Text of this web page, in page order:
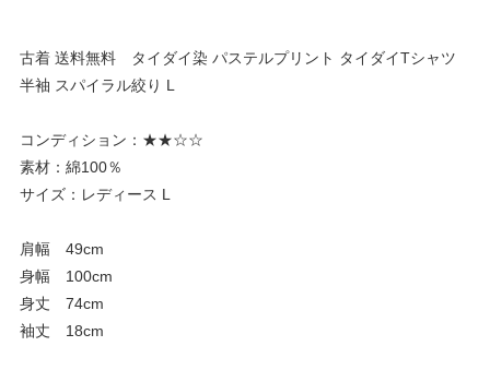
古着 送料無料 タイダイ染 パステルプリント タイダイTシャツ
半袖 スパイラル絞り L
コンディション：★★☆☆
素材：綿100％
サイズ：レディース L
肩幅 49cm
身幅 100cm
身丈 74cm
袖丈 18cm